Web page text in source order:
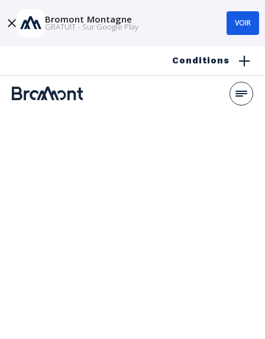
Conditions
Bromont Montagne
GRATUIT - Sur Google Play VOIR